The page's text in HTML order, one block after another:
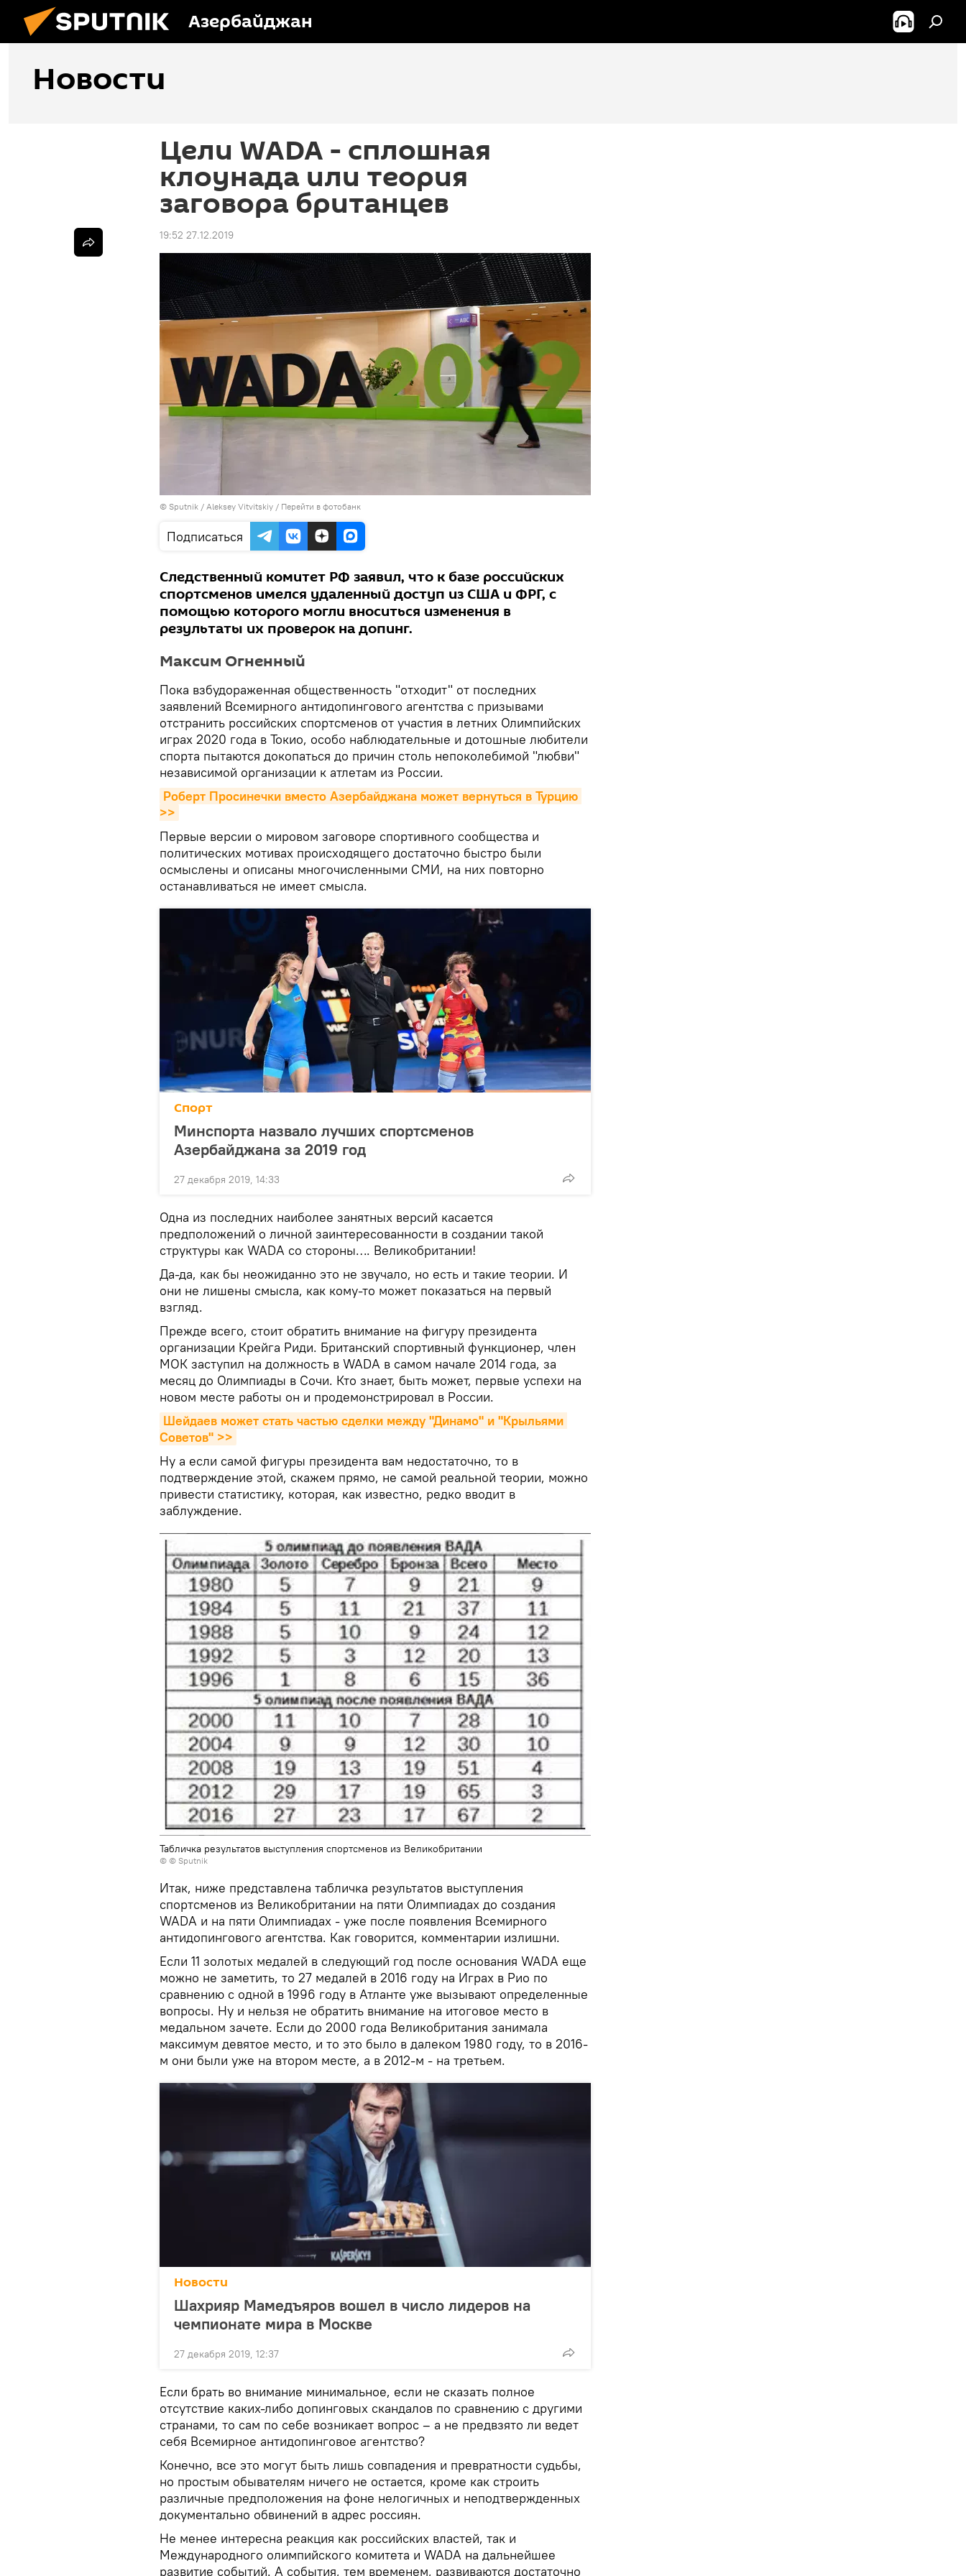
Азербайджан
Новости
Цели WADA - сплошная
клоунада или теория
заговора британцев
19:52 27.12.2019
© Sputnik / Aleksey Vitvitskiy / Перейти в фотобанк
Подписаться
Следственный комитет РФ заявил, что к базе российских
спортсменов имелся удаленный доступ из США и ФРГ, с
помощью которого могли вноситься изменения в
результаты их проверок на допинг.
Максим Огненный
Пока взбудораженная общественность "отходит" от последних
заявлений Всемирного антидопингового агентства с призывами
отстранить российских спортсменов от участия в летних Олимпийских
играх 2020 года в Токио, особо наблюдательные и дотошные любители
спорта пытаются докопаться до причин столь непоколебимой "любви"
независимой организации к атлетам из России.
Роберт Просинечки вместо Азербайджана может вернуться в Турцию
>>
Первые версии о мировом заговоре спортивного сообщества и
политических мотивах происходящего достаточно быстро были
осмыслены и описаны многочисленными СМИ, на них повторно
останавливаться не имеет смысла.
Спорт
Минспорта назвало лучших спортсменов
Азербайджана за 2019 год
27 декабря 2019, 14:33
Одна из последних наиболее занятных версий касается
предположений о личной заинтересованности в создании такой
структуры как WADA со стороны…. Великобритании!
Да-да, как бы неожиданно это не звучало, но есть и такие теории. И
они не лишены смысла, как кому-то может показаться на первый
взгляд.
Прежде всего, стоит обратить внимание на фигуру президента
организации Крейга Риди. Британский спортивный функционер, член
МОК заступил на должность в WADA в самом начале 2014 года, за
месяц до Олимпиады в Сочи. Кто знает, быть может, первые успехи на
новом месте работы он и продемонстрировал в России.
Шейдаев может стать частью сделки между "Динамо" и "Крыльями
Советов" >>
Ну а если самой фигуры президента вам недостаточно, то в
подтверждение этой, скажем прямо, не самой реальной теории, можно
привести статистику, которая, как известно, редко вводит в
заблуждение.
Табличка результатов выступления спортсменов из Великобритании
© © Sputnik
Итак, ниже представлена табличка результатов выступления
спортсменов из Великобритании на пяти Олимпиадах до создания
WADA и на пяти Олимпиадах - уже после появления Всемирного
антидопингового агентства. Как говорится, комментарии излишни.
Если 11 золотых медалей в следующий год после основания WADA еще
можно не заметить, то 27 медалей в 2016 году на Играх в Рио по
сравнению с одной в 1996 году в Атланте уже вызывают определенные
вопросы. Ну и нельзя не обратить внимание на итоговое место в
медальном зачете. Если до 2000 года Великобритания занимала
максимум девятое место, и то это было в далеком 1980 году, то в 2016-
м они были уже на втором месте, а в 2012-м - на третьем.
Новости
Шахрияр Мамедъяров вошел в число лидеров на
чемпионате мира в Москве
27 декабря 2019, 12:37
Если брать во внимание минимальное, если не сказать полное
отсутствие каких-либо допинговых скандалов по сравнению с другими
странами, то сам по себе возникает вопрос – а не предвзято ли ведет
себя Всемирное антидопинговое агентство?
Конечно, все это могут быть лишь совпадения и превратности судьбы,
но простым обывателям ничего не остается, кроме как строить
различные предположения на фоне нелогичных и неподтвержденных
документально обвинений в адрес россиян.
Не менее интересна реакция как российских властей, так и
Международного олимпийского комитета и WADA на дальнейшее
развитие событий. А события, тем временем, развиваются достаточно